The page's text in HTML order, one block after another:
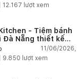
12.167 lượt xem
- Tiệm bánh
Đà Nẵng thiết kế
công nghiệp hiện
ánh sáng tự
11/06/2026,
9.850 lượt xem